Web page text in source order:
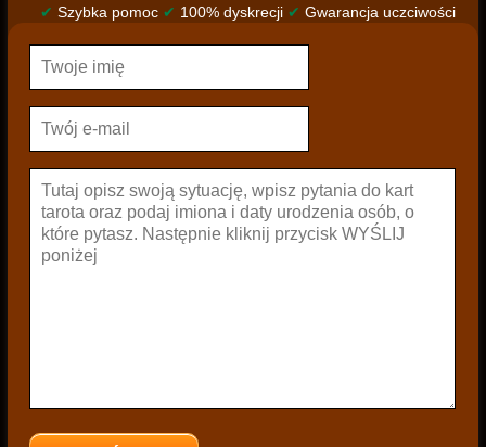
✔ Szybka pomoc ✔ 100% dyskrecji ✔ Gwarancja uczciwości